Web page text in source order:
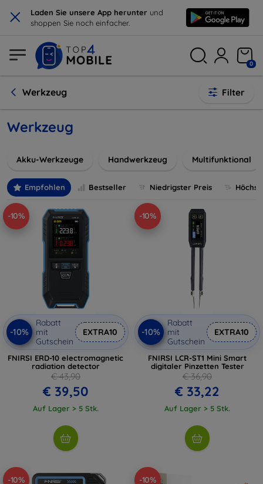
× Laden Sie unsere App herunter und
shoppen Sie noch einfacher.
0
Werkzeug Filter
Werkzeug
Akku-Werkzeuge Handwerkzeug Multifunktional
Empfohlen Bestseller Niedrigster Preis
-10%
-10%
Rabatt
mit
Gutschein
EXTRA10
FNIRSI ERD-10 electromagnetic
radiation detector
€ 43,90
€ 39,50
Auf Lager > 5 Stk.
-10%
-10%
Rabatt
mit
Gutschein
EXTRA10
FNIRSI LCR-ST1 Mini Smart
digitaler Pinzetten Tester
€ 36,90
€ 33,22
Auf Lager > 5 Stk.
-10% -10%